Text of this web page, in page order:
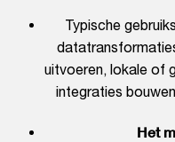
Typische
uitvoeren, lokale of
integraties
Het